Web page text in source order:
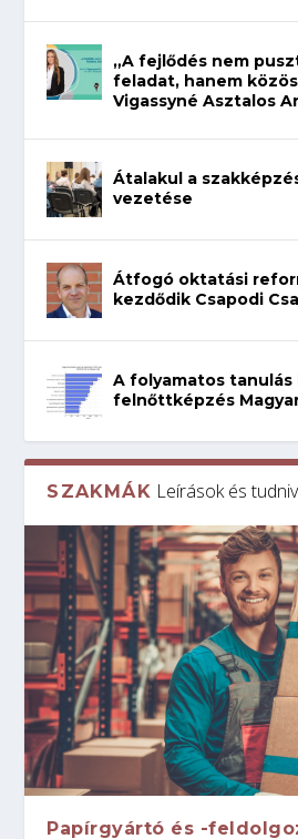
„A fejlődés nem
feladat, hanem
Vigassyné Asztalos
Átalakul a
vezetése
Átfogó oktatási
kezdődik Csapodi
A folyamatos tanulás
felnőttképzés
SZAKMÁK Leírások és
Papírgyártó és -